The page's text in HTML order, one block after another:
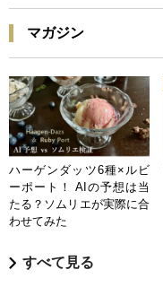
マガジン
ハーゲンダッツ6種×ルビ
ーポート！ AIの予想は当
たる？ソムリエが実際に合
わせてみた
すべて見る